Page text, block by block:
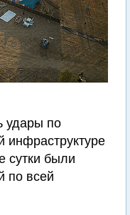
удары по
инфраструктуре
сутки были
по всей